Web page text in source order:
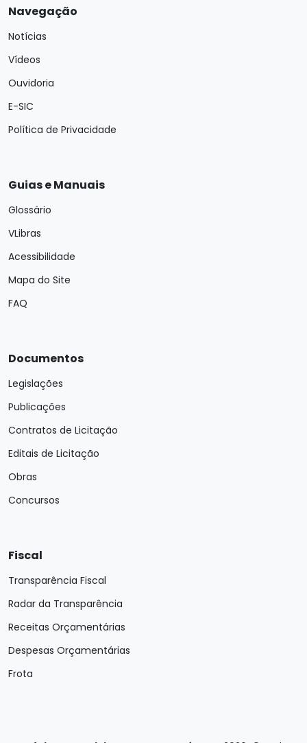
Navegação
Notícias
Vídeos
Ouvidoria
E-SIC
Política de Privacidade
Guias e Manuais
Glossário
VLibras
Acessibilidade
Mapa do Site
FAQ
Documentos
Legislações
Publicações
Contratos de Licitação
Editais de Licitação
Obras
Concursos
Fiscal
Transparência Fiscal
Radar da Transparência
Receitas Orçamentárias
Despesas Orçamentárias
Frota